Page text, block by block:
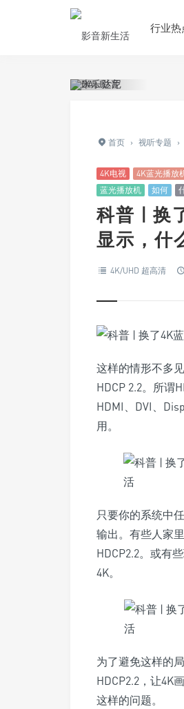
行业热
首页 › 视听专题 ›
4K电视 4K蓝光播放
蓝光播放机
如何
科普 | 换
显示，什
4K/UHD 超高清
这样的情形不多
HDCP 2.2。所谓
HDMI、DVI、
用。
只要你的系统中
输出。有些人家
HDCP2.2。或有
4K。
为了避免这样的
HDCP2.2，让4K
这样的问题。